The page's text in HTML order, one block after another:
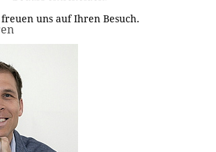
uns auf Ihren Besuch.